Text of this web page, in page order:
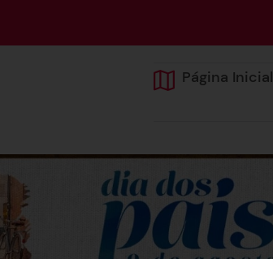
Página Inicial